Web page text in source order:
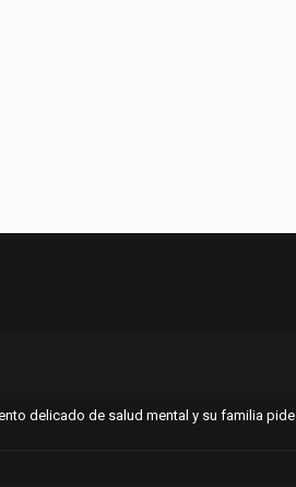
delicado de salud mental y su familia pide